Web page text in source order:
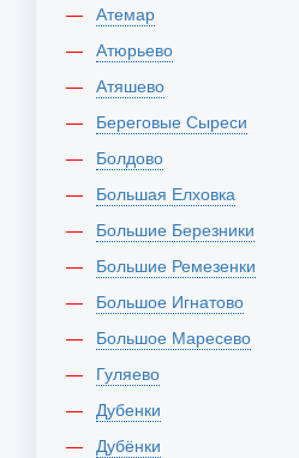
Атемар
Атюрьево
Атяшево
Береговые Сыреси
Болдово
Большая Елховка
Большие Березники
Большие Ремезенки
Большое Игнатово
Большое Маресево
Гуляево
Дубенки
Дубёнки